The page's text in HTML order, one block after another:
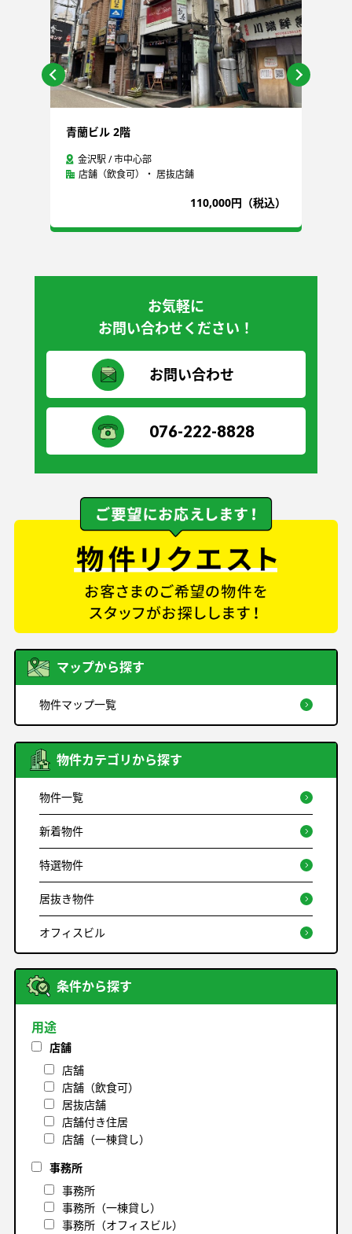
青蘭ビル 2階
金沢駅 / 市中心部
店舗（飲食可）・ 居抜店舗
110,000円（税込）
お気軽に
お問い合わせください！
お問い合わせ
076-222-8828
マップから探す
物件マップ一覧
物件カテゴリから探す
物件一覧
新着物件
特選物件
居抜き物件
オフィスビル
条件から探す
用途
店舗
店舗
店舗（飲食可）
居抜店舗
店舗付き住居
店舗（一棟貸し）
事務所
事務所
事務所（一棟貸し）
事務所（オフィスビル）